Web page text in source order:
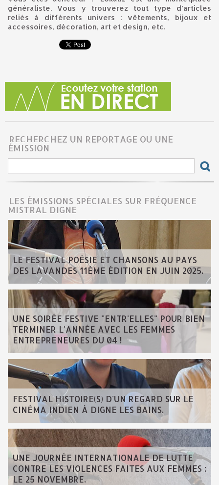
généraliste. Vous y trouverez tout type d’articles
reliés à différents univers : vêtements, bijoux et
accessoires, décoration, art et design, etc.
RECHERCHEZ UN REPORTAGE OU UNE
ÉMISSION
LES ÉMISSIONS SPÉCIALES SUR FRÉQUENCE
MISTRAL DIGNE
LE FESTIVAL POÉSIE ET CHANSONS AU PAYS
DES LAVANDES 11ÈME ÉDITION EN JUIN 2025.
UNE SOIRÉE FESTIVE "ENTR'ELLES" POUR BIEN
TERMINER L'ANNÉE AVEC LES FEMMES
ENTREPRENEURES DU 04 !
FESTIVAL HISTOIRE(S) D'UN REGARD SUR LE
CINÉMA INDIEN À DIGNE LES BAINS.
UNE JOURNÉE INTERNATIONALE DE LUTTE
CONTRE LES VIOLENCES FAITES AUX FEMMES :
LE 25 NOVEMBRE.